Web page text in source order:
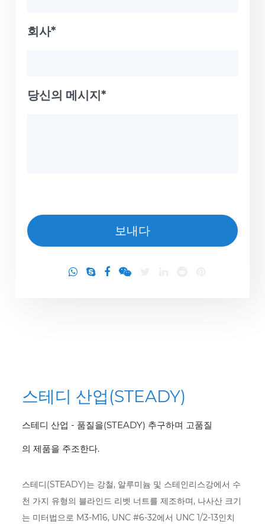
회사*
당신의 메시지*
스테디 산업(STEADY)
스테디 산업 - 품질을(STEADY) 추구하며 고품질
의 제품을 주조한다.
스테디(STEADY)는 강철, 알루미늄 및 스테인리스강에서 수
천 가지 유형의 블라인드 리벳 너트를 제조하며, 나사산 크기
는 미터법으로 M3-M16, UNC #6-32에서 UNC 1/2-13인치